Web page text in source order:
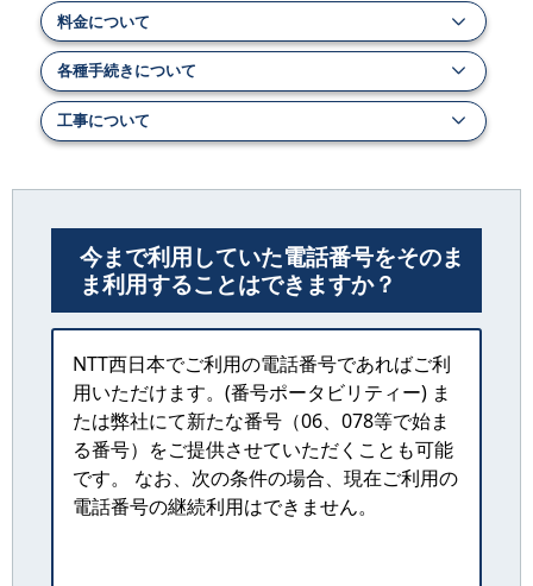
料金について
各種手続きについて
工事について
今まで利用していた電話番号をそのま
ま利用することはできますか？
NTT西日本でご利用の電話番号であればご利
用いただけます。(番号ポータビリティー) ま
たは弊社にて新たな番号（06、078等で始ま
る番号）をご提供させていただくことも可能
です。 なお、次の条件の場合、現在ご利用の
電話番号の継続利用はできません。